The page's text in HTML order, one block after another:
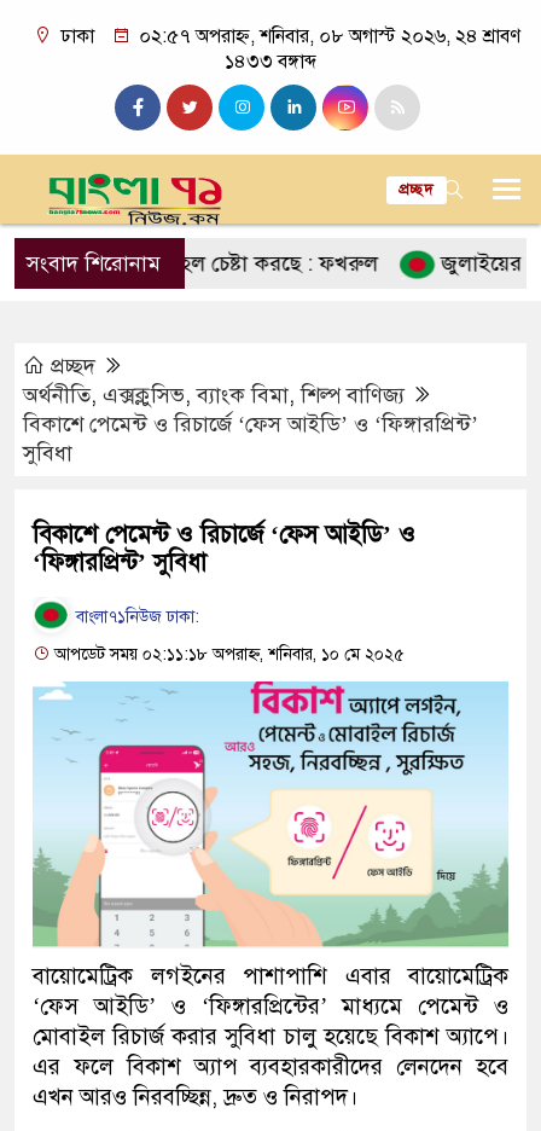
ঢাকা
০২:৫৭ অপরাহ্ন, শনিবার, ০৮ অগাস্ট ২০২৬, ২৪ শ্রাবণ
১৪৩৩ বঙ্গাব্দ
প্রচ্ছদ
সংবাদ শিরোনাম
একটি মহল চেষ্টা করছে : ফখরুল জুলাইয়ের আকাঙ্ক্ষা
প্রচ্ছদ
অর্থনীতি, এক্সক্লুসিভ,ব্যাংক বিমা,শিল্প বাণিজ্য
বিকাশে পেমেন্ট ও রিচার্জে ‘ফেস আইডি’ ও ‘ফিঙ্গারপ্রিন্ট’
সুবিধা
বিকাশে পেমেন্ট ও রিচার্জে ‘ফেস আইডি’ ও
‘ফিঙ্গারপ্রিন্ট’ সুবিধা
বাংলা৭১নিউজ ঢাকা:
আপডেট সময় ০২:১১:১৮ অপরাহ্ন, শনিবার, ১০ মে ২০২৫
বায়োমেট্রিক লগইনের পাশাপাশি এবার বায়োমেট্রিক
‘ফেস আইডি’ ও ‘ফিঙ্গারপ্রিন্টের’ মাধ্যমে পেমেন্ট ও
মোবাইল রিচার্জ করার সুবিধা চালু হয়েছে বিকাশ অ্যাপে।
এর ফলে বিকাশ অ্যাপ ব্যবহারকারীদের লেনদেন হবে
এখন আরও নিরবচ্ছিন্ন, দ্রুত ও নিরাপদ।